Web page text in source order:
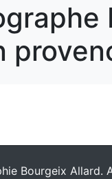
Bourgeix Allard.